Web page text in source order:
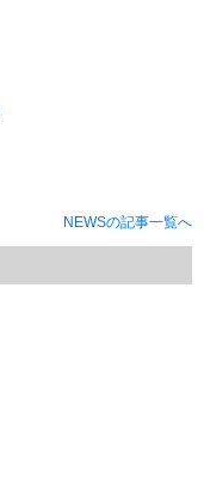
NEWSの記事一覧へ